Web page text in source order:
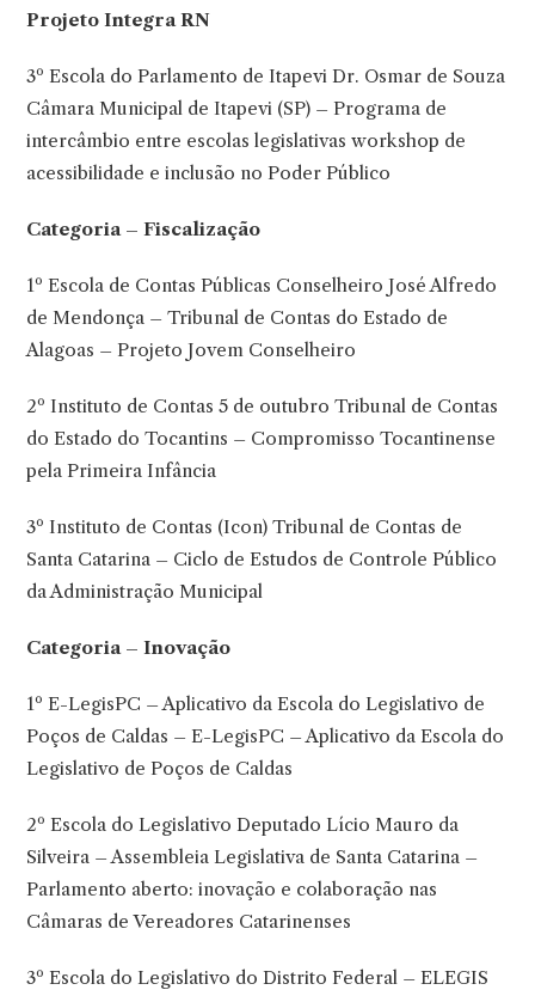
Projeto Integra RN
3º Escola do Parlamento de Itapevi Dr. Osmar de Souza
Câmara Municipal de Itapevi (SP) – Programa de
intercâmbio entre escolas legislativas workshop de
acessibilidade e inclusão no Poder Público
Categoria – Fiscalização
1º Escola de Contas Públicas Conselheiro José Alfredo
de Mendonça – Tribunal de Contas do Estado de
Alagoas – Projeto Jovem Conselheiro
2º Instituto de Contas 5 de outubro Tribunal de Contas
do Estado do Tocantins – Compromisso Tocantinense
pela Primeira Infância
3º Instituto de Contas (Icon) Tribunal de Contas de
Santa Catarina – Ciclo de Estudos de Controle Público
da Administração Municipal
Categoria – Inovação
1º E-LegisPC – Aplicativo da Escola do Legislativo de
Poços de Caldas – E-LegisPC – Aplicativo da Escola do
Legislativo de Poços de Caldas
2º Escola do Legislativo Deputado Lício Mauro da
Silveira – Assembleia Legislativa de Santa Catarina –
Parlamento aberto: inovação e colaboração nas
Câmaras de Vereadores Catarinenses
3º Escola do Legislativo do Distrito Federal – ELEGIS